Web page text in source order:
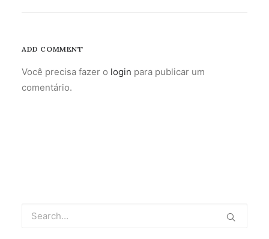
ADD COMMENT
Você precisa fazer o login para publicar um
comentário.